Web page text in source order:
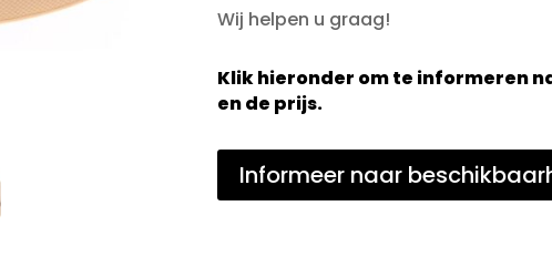
Wij helpen u graag!
Klik hieronder om te informeren
en de prijs.
Informeer naar